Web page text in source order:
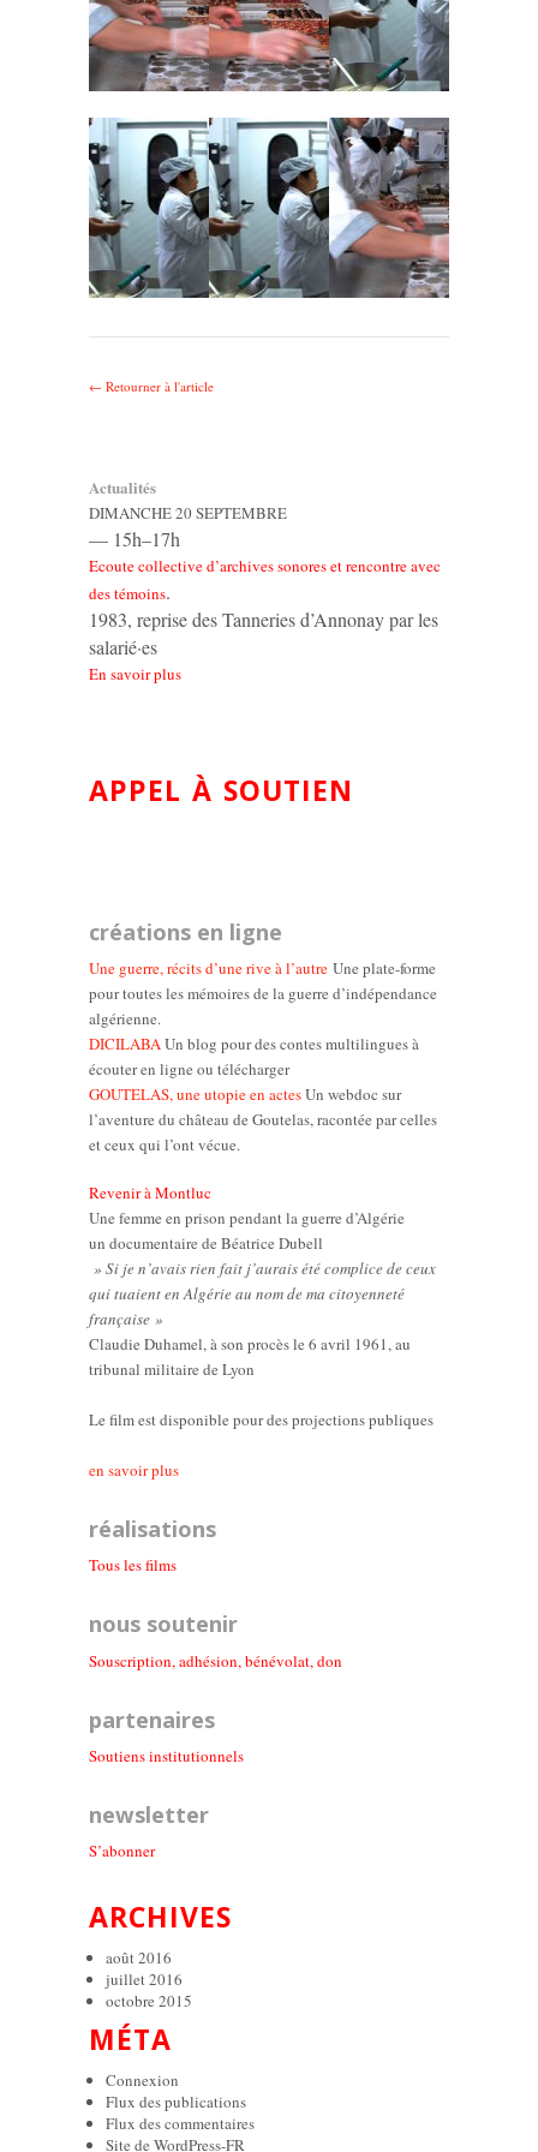
← Retourner à l'article
Actualités
DIMANCHE 20 SEPTEMBRE
— 15h–17h
Ecoute collective d’archives sonores et rencontre avec
des témoins.
1983, reprise des Tanneries d’Annonay par les
salarié·es
En savoir plus
APPEL À SOUTIEN
créations en ligne
Une guerre, récits d’une rive à l’autre Une plate-forme
pour toutes les mémoires de la guerre d’indépendance
algérienne.
DICILABAUn blog pour des contes multilingues à
écouter en ligne ou télécharger
GOUTELAS, une utopie en actesUn webdoc sur
l’aventure du château de Goutelas, racontée par celles
et ceux qui l’ont vécue.
Revenir à Montluc
Une femme en prison pendant la guerre d’Algérie
un documentaire de Béatrice Dubell
» Si je n’avais rien fait j’aurais été complice de ceux
qui tuaient en Algérie au nom de ma citoyenneté
française »
Claudie Duhamel, à son procès le 6 avril 1961, au
tribunal militaire de Lyon
Le film est disponible pour des projections publiques
en savoir plus
réalisations
Tous les films
nous soutenir
Souscription, adhésion, bénévolat, don
partenaires
Soutiens institutionnels
newsletter
S’abonner
ARCHIVES
août 2016
juillet 2016
octobre 2015
MÉTA
Connexion
Flux des publications
Flux des commentaires
Site de WordPress-FR